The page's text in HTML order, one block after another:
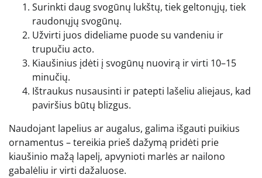
Surinkti daug svogūnų lukštų, tiek geltonųjų, tiek
raudonųjų svogūnų.
Užvirti juos dideliame puode su vandeniu ir
trupučiu acto.
Kiaušinius įdėti į svogūnų nuovirą ir virti 10–15
minučių.
Ištraukus nusausinti ir patepti lašeliu aliejaus, kad
paviršius būtų blizgus.
Naudojant lapelius ar augalus, galima išgauti puikius
ornamentus – tereikia prieš dažymą pridėti prie
kiaušinio mažą lapelį, apvynioti marlės ar nailono
gabalėliu ir virti dažaluose.